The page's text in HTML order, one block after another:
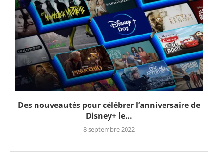
Des nouveautés pour célébrer l’anniversaire de
Disney+ le...
8 septembre 2022